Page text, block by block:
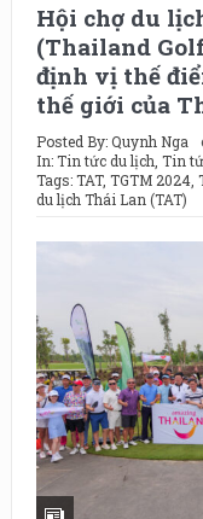
Hội chợ du
(Thailand
định vị thế
thế giới của
Posted By:Quynh Nga
In:Tin tức du lịch Tin
Tags:TAT, TGTM 2024,
du lịch Thái Lan (TAT)